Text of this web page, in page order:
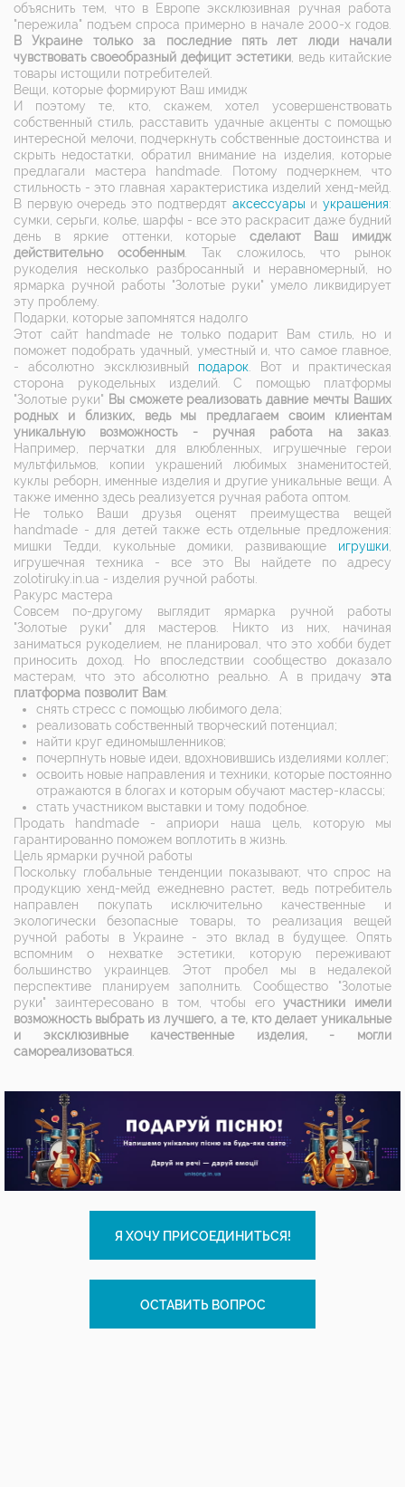
объяснить тем, что в Европе эксклюзивная ручная работа
"пережила" подъем спроса примерно в начале 2000-х годов.
В Украине только за последние пять лет люди начали
чувствовать своеобразный дефицит эстетики , ведь китайские
товары истощили потребителей.
Вещи, которые формируют Ваш имидж
И поэтому те, кто, скажем, хотел усовершенствовать
собственный стиль, расставить удачные акценты с помощью
интересной мелочи, подчеркнуть собственные достоинства и
скрыть недостатки, обратил внимание на изделия, которые
предлагали мастера handmade. Потому подчеркнем, что
стильность - это главная характеристика изделий хенд-мейд.
В первую очередь это подтвердят аксессуары иукрашения:
сумки, серьги, колье, шарфы - все это раскрасит даже будний
день в яркие оттенки, которые сделают Ваш имидж
действительно особенным . Так сложилось, что рынок
рукоделия несколько разбросанный и неравномерный, но
ярмарка ручной работы "Золотые руки" умело ликвидирует
эту проблему.
Подарки, которые запомнятся надолго
Этот сайт handmade не только подарит Вам стиль, но и
поможет подобрать удачный, уместный и, что самое главное,
- абсолютно эксклюзивный подарок . Вот и практическая
сторона рукодельных изделий. С помощью платформы
"Золотые руки" Вы сможете реализовать давние мечты Ваших
родных и близких, ведь мы предлагаем своим клиентам
уникальную возможность - ручная работа на заказ
Например, перчатки для влюбленных, игрушечные герои
мультфильмов, копии украшений любимых знаменитостей,
куклы реборн, именные изделия и другие уникальные вещи. А
также именно здесь реализуется ручная работа оптом.
Не только Ваши друзья оценят преимущества вещей
handmade - для детей также есть отдельные предложения:
мишки Тедди, кукольные домики, развивающие игрушки
игрушечная техника - все это Вы найдете по адресу
zolotiruky.in.ua - изделия ручной работы.
Ракурс мастера
Совсем по-другому выглядит ярмарка ручной работы
"Золотые руки" для мастеров. Никто из них, начиная
заниматься рукоделием, не планировал, что это хобби будет
приносить доход. Но впоследствии сообщество доказало
мастерам, что это абсолютно реально. А в придачу эта
платформа позволит Вам:
снять стресс с помощью любимого дела;
реализовать собственный творческий потенциал;
найти круг единомышленников;
почерпнуть новые идеи, вдохновившись изделиями коллег;
освоить новые направления и техники, которые постоянно
отражаются в блогах и которым обучают мастер-классы;
стать участником выставки и тому подобное.
Продать handmade - априори наша цель, которую мы
гарантированно поможем воплотить в жизнь.
Цель ярмарки ручной работы
Поскольку глобальные тенденции показывают, что спрос на
продукцию хенд-мейд ежедневно растет, ведь потребитель
направлен покупать исключительно качественные и
экологически безопасные товары, то реализация вещей
ручной работы в Украине - это вклад в будущее. Опять
вспомним о нехватке эстетики, которую переживают
большинство украинцев. Этот пробел мы в недалекой
перспективе планируем заполнить. Сообщество "Золотые
руки" заинтересовано в том, чтобы егоучастники имели
возможность выбрать из лучшего, а те, кто делает уникальные
и эксклюзивные качественные изделия, - могли
самореализоваться
Я ХОЧУ ПРИСОЕДИНИТЬСЯ!
ОСТАВИТЬ ВОПРОС